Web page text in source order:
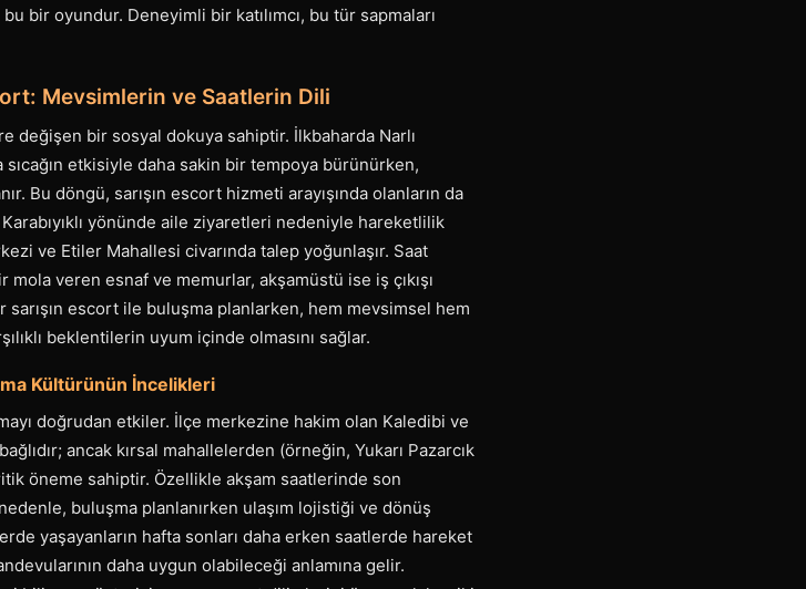
bir oyundur. Deneyimli bir katılımcı, bu tür sapmaları
Mevsimlerin ve Saatlerin Dili
değişen bir sosyal dokuya sahiptir. İlkbaharda Narlı
sıcağın etkisiyle daha sakin bir tempoya bürünürken,
Bu döngü, sarışın escort hizmeti arayışında olanların da
yönünde aile ziyaretleri nedeniyle hareketlilik
ve Etiler Mahallesi civarında talep yoğunlaşır. Saat
veren esnaf ve memurlar, akşamüstü ise iş çıkışı
sarışın escort ile buluşma planlarken, hem mevsimsel hem
beklentilerin uyum içinde olmasını sağlar.
Kültürünün İncelikleri
doğrudan etkiler. İlçe merkezine hakim olan Kaledibi ve
ancak kırsal mahallelerden (örneğin, Yukarı Pazarcık
öneme sahiptir. Özellikle akşam saatlerinde son
buluşma planlanırken ulaşım lojistiği ve dönüş
yaşayanların hafta sonları daha erken saatlerde hareket
daha uygun olabileceği anlamına gelir.